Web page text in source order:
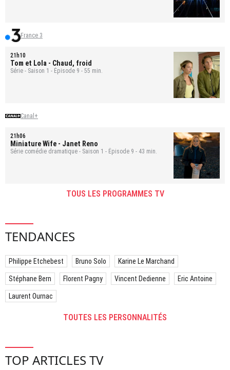
France 3
21h10
Tom et Lola - Chaud, froid
Série - Saison 1 - Épisode 9 - 55 min.
Canal+
21h06
Miniature Wife - Janet Reno
Série comédie dramatique - Saison 1 - Épisode 9 - 43 min.
TOUS LES PROGRAMMES TV
TENDANCES
Philippe Etchebest Bruno Solo Karine Le Marchand
Stéphane Bern Florent Pagny Vincent Dedienne Eric Antoine
Laurent Ournac
TOUTES LES PERSONNALITÉS
TOP ARTICLES TV